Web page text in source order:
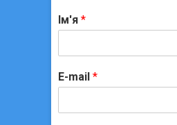
Ім'я *
E-mail *